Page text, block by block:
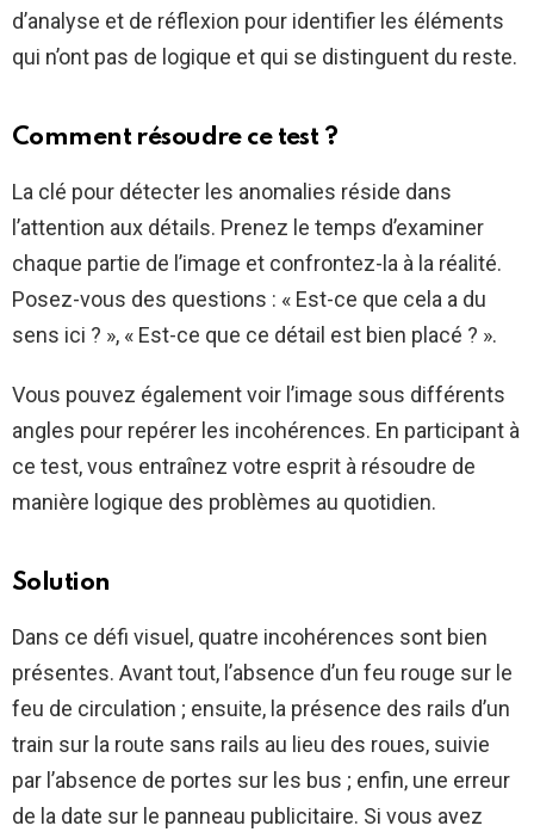
d’analyse et de réflexion pour identifier les éléments
qui n’ont pas de logique et qui se distinguent du reste.
Comment résoudre ce test ?
La clé pour détecter les anomalies réside dans
l’attention aux détails. Prenez le temps d’examiner
chaque partie de l’image et confrontez-la à la réalité.
Posez-vous des questions : « Est-ce que cela a du
sens ici ? », « Est-ce que ce détail est bien placé ? ».
Vous pouvez également voir l’image sous différents
angles pour repérer les incohérences. En participant à
ce test, vous entraînez votre esprit à résoudre de
manière logique des problèmes au quotidien.
Solution
Dans ce défi visuel, quatre incohérences sont bien
présentes. Avant tout, l’absence d’un feu rouge sur le
feu de circulation ; ensuite, la présence des rails d’un
train sur la route sans rails au lieu des roues, suivie
par l’absence de portes sur les bus ; enfin, une erreur
de la date sur le panneau publicitaire. Si vous avez